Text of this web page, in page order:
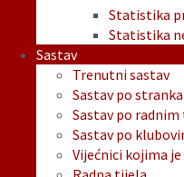
Statistika
Statistika
Sastav
Trenutni sastav
Sastav po
Sastav po
Sastav po
Vijećnici kojima